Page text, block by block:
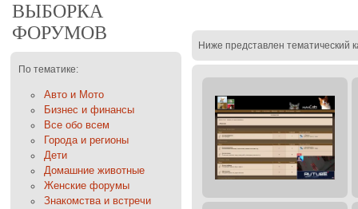
ВЫБОРКА
ФОРУМОВ
По тематике:
Авто и Мото
Бизнес и финансы
Все обо всем
Города и регионы
Дети
Домашние животные
Женские форумы
Знакомства и встречи
Ниже представлен тематический